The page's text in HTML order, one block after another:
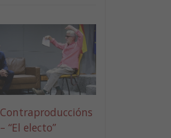
Contraproduccións
– “El electo”